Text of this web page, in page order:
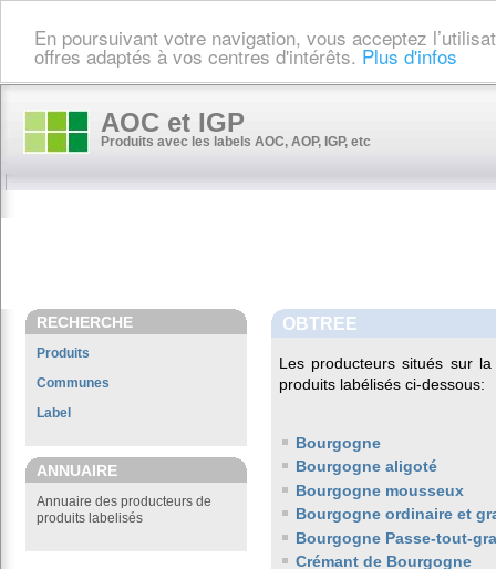
En poursuivant votre navigation, vous acceptez
offres adaptés à vos centres d'intérêts. Plus d'infos
AOC et IGP
Produits avec les labels AOC, AOP, IGP, etc
RECHERCHE
Produits
Communes
Label
ANNUAIRE
Annuaire des producteurs de
produits labelisés
OBTREE
Les producteurs situés sur
produits labélisés ci-dessous:
Bourgogne
Bourgogne aligoté
Bourgogne mousseux
Bourgogne ordinaire et
Bourgogne Passe-tout-
Crémant de Bourgogne